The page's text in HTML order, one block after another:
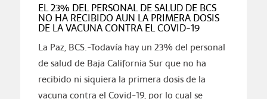
EL 23% DEL PERSONAL DE SALUD DE BCS
NO HA RECIBIDO AUN LA PRIMERA DOSIS
DE LA VACUNA CONTRA EL COVID-19
La Paz, BCS.-Todavía hay un 23% del personal
de salud de Baja California Sur que no ha
recibido ni siquiera la primera dosis de la
vacuna contra el Covid-19, por lo cual se